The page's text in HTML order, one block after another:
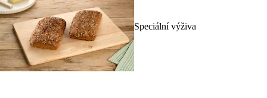
Speciální výživa